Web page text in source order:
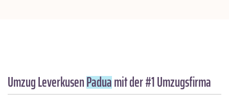
Umzug LeverkusenPaduamit der #1 Umzugsfirma